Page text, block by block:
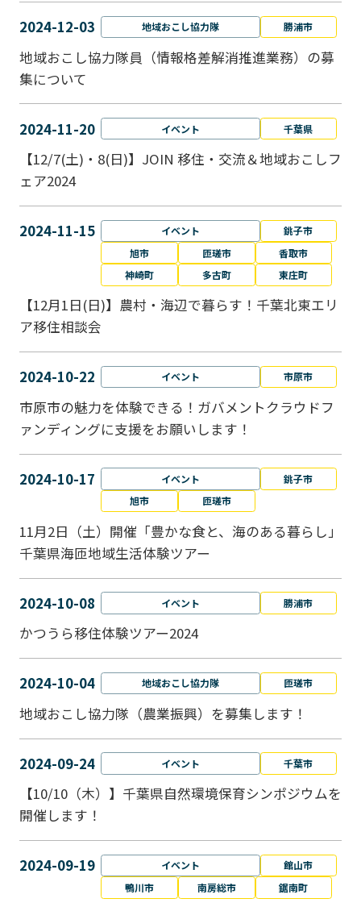
2024-12-03 地域おこし協力隊 勝浦市
地域おこし協力隊員（情報格差解消推進業務）の募
集について
2024-11-20 イベント 千葉県
【12/7(土)・8(日)】JOIN 移住・交流＆地域おこしフ
ェア2024
2024-11-15 イベント
銚子市
旭市
匝瑳市
香取市
神崎町
多古町 東庄町
【12月1日(日)】農村・海辺で暮らす！千葉北東エリ
ア移住相談会
2024-10-22 イベント 市原市
市原市の魅力を体験できる！ガバメントクラウドフ
ァンディングに支援をお願いします！
2024-10-17 イベント
銚子市
旭市
匝瑳市
11月2日（土）開催「豊かな食と、海のある暮らし」
千葉県海匝地域生活体験ツアー
2024-10-08 イベント 勝浦市
かつうら移住体験ツアー2024
2024-10-04 地域おこし協力隊 匝瑳市
地域おこし協⼒隊（農業振興）を募集します！
2024-09-24 イベント 千葉市
【10/10（木）】千葉県自然環境保育シンポジウムを
開催します！
2024-09-19 イベント
館山市
鴨川市
南房総市 鋸南町